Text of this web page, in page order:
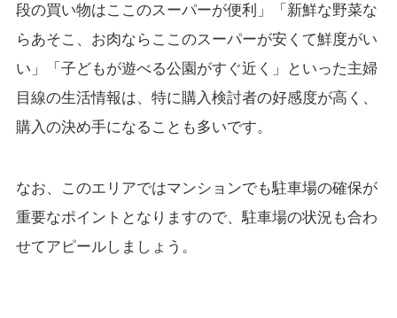
段の買い物はここのスーパーが便利」「新鮮な野菜な
らあそこ、お肉ならここのスーパーが安くて鮮度がい
い」「子どもが遊べる公園がすぐ近く」といった主婦
目線の生活情報は、特に購入検討者の好感度が高く、
購入の決め手になることも多いです。
なお、このエリアではマンションでも駐車場の確保が
重要なポイントとなりますので、駐車場の状況も合わ
せてアピールしましょう。